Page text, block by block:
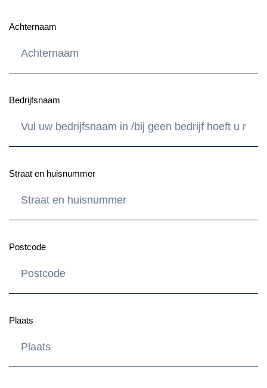
Achternaam
Bedrijfsnaam
Straat en huisnummer
Postcode
Plaats